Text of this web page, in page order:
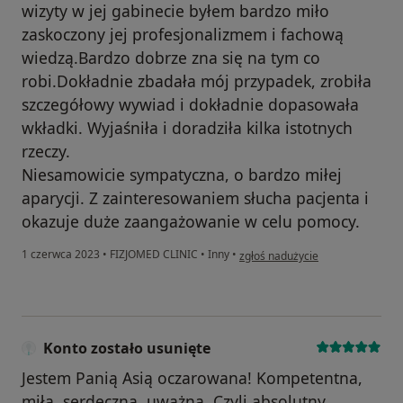
Zapraszam wszystkich Państwa, którzy chcą
całościowo zrozumieć i rozwiązać problem bólu lub
dyskomfortu w obrębie własnego ciała.
wizyty w jej gabinecie byłem bardzo miło
zaskoczony jej profesjonalizmem i fachową
wiedzą.Bardzo dobrze zna się na tym co
robi.Dokładnie zbadała mój przypadek, zrobiła
szczegółowy wywiad i dokładnie dopasowała
wkładki. Wyjaśniła i doradziła kilka istotnych
rzeczy.
Niesamowicie sympatyczna, o bardzo miłej
aparycji. Z zainteresowaniem słucha pacjenta i
okazuje duże zaangażowanie w celu pomocy.
1 czerwca 2023 • FIZJOMED CLINIC • Inny • w opinii użytkownika Q.Q
zgłoś nadużycie
Konto zostało usunięte
Jestem Panią Asią oczarowana! Kompetentna,